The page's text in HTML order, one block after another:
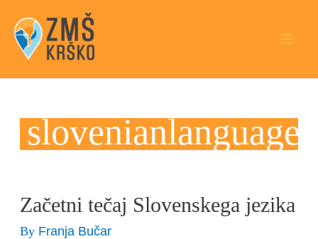
content
slovenianlanguage
Začetni tečaj Slovenskega jezika
By Franja Bučar
Začetni